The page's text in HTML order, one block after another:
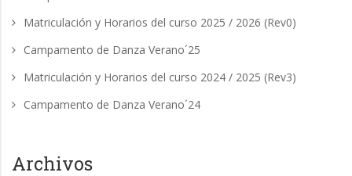
Matriculación y Horarios del curso 2025 / 2026 (Rev0)
Campamento de Danza Verano´25
Matriculación y Horarios del curso 2024 / 2025 (Rev3)
Campamento de Danza Verano´24
Archivos